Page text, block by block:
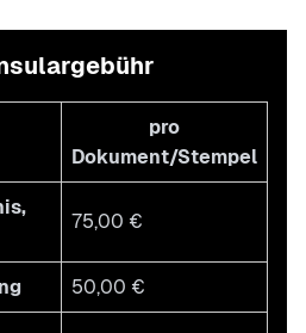
pro
Dokument/Stempel
75,00 €
50,00 €